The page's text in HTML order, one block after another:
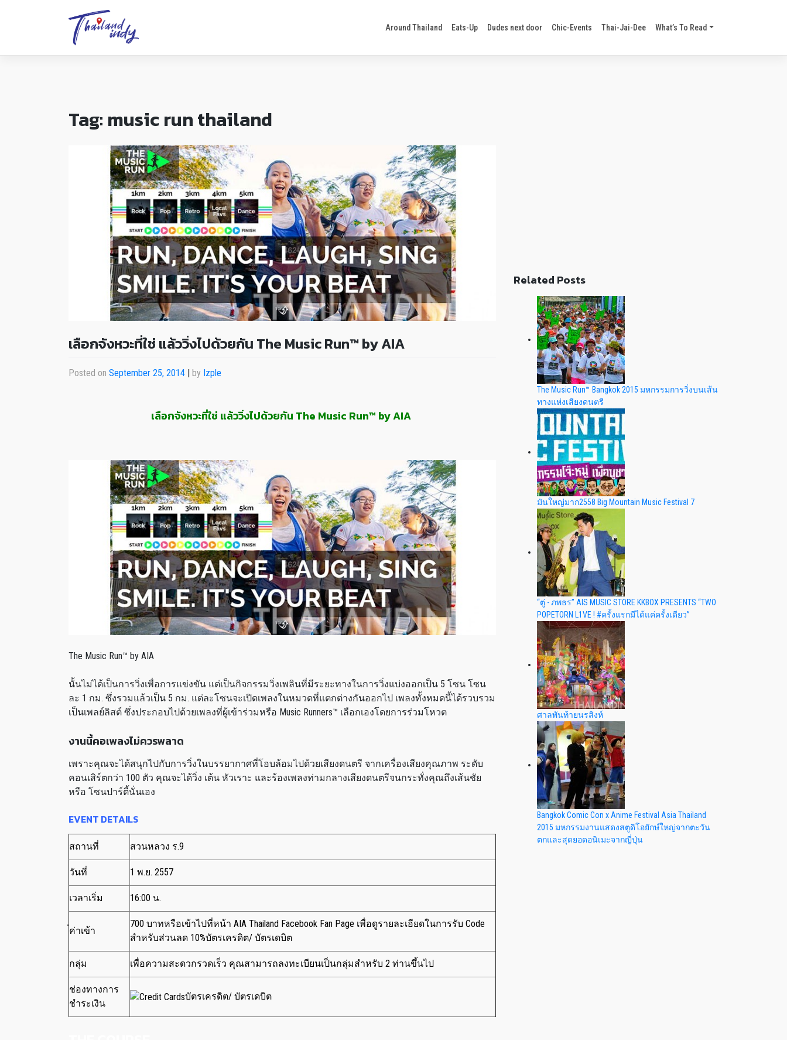
Around Thailand Eats-Up Dudes next door Chic-Events Thai-Jai-Dee What’s To Read
Tag: music run thailand
เลือกจังหวะที่ใช่ แล้ววิ่งไปด้วยกัน The Music Run™ by AIA
Posted on September 25, 2014 | by Izple
เลือกจังหวะที่ใช่ แล้ววิ่งไปด้วยกัน The Music Run™ by AIA
The Music Run™ by AIA
นั้นไม่ได้เป็นการวิ่งเพื่อการแข่งขัน แต่เป็นกิจกรรมวิ่งเพลินที่มีระยะทางในการวิ่งแบ่งออกเป็น 5 โซน โซน
ละ 1 กม. ซึ่งรวมแล้วเป็น 5 กม. แต่ละโซนจะเปิดเพลงในหมวดที่แตกต่างกันออกไป เพลงทั้งหมดนี้ได้รวบรวม
เป็นเพลย์ลิสต์ ซึ่งประกอบไปด้วยเพลงที่ผู้เข้าร่วมหรือ Music Runners™ เลือกเองโดยการร่วมโหวต
งานนี้คอเพลงไม่ควรพลาด
เพราะคุณจะได้สนุกไปกับการวิ่งในบรรยากาศที่โอบล้อมไปด้วยเสียงดนตรี จากเครื่องเสียงคุณภาพ ระดับ
คอนเสิร์ตกว่า 100 ตัว คุณจะได้วิ่ง เต้น หัวเราะ และร้องเพลงท่ามกลางเสียงดนตรีจนกระทั่งคุณถึงเส้นชัย
หรือ โซนปาร์ตี้นั่นเอง
EVENT DETAILS
สถานที่ สวนหลวง ร.9
วันที่ 1 พ.ย. 2557
เวลาเริ่ม 16:00 น.
่ค่าเข้า
700 บาทหรือเข้าไปที่หน้า AIA Thailand Facebook Fan Page เพื่อดูรายละเอียดในการรับ Code
สำหรับส่วนลด 10%บัตรเครดิต/ บัตรเดบิต
กลุ่ม เพื่อความสะดวกรวดเร็ว คุณสามารถลงทะเบียนเป็นกลุ่มสำหรับ 2 ท่านขึ้นไป
ช่องทางการ
ชำระเงิน
บัตรเครดิต/ บัตรเดบิต
Related Posts
The Music Run™ Bangkok 2015 มหกรรมการวิ่งบนเส้น
ทางแห่งเสียงดนตรี
มันใหญ่มาก2558 Big Mountain Music Festival 7
“ตู่ - ภพธร” AIS MUSIC STORE KKBOX PRESENTS “TWO
POPETORN L1VE ! #ครั้งแรกมีได้แค่ครั้งเดียว”
ศาลพันท้ายนรสิงห์
Bangkok Comic Con x Anime Festival Asia Thailand
2015 มหกรรมงานแสดงสตูดิโอยักษ์ใหญ่จากตะวัน
ตกและสุดยอดอนิเมะจากญี่ปุ่น